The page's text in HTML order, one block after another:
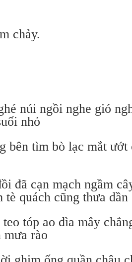
chảy.
núi ngồi nghe gió
nhỏ
bên tìm bò lạc mắt
đã cạn mạch ngầm
quách cũng thưa dần
tóp ao đìa mây
mưa rào